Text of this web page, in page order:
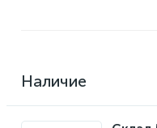
Наличие